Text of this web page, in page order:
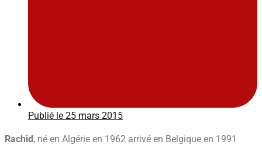
Publié le 25 mars 2015
Rachid, né en Algérie en 1962 arrivé en Belgique en 1991